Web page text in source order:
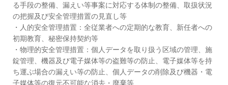
る手段の整備、漏えい等事案に対応する体制の整備、取扱状況
の把握及び安全管理措置の見直し等
・人的安全管理措置：全従業者への定期的な教育、新任者への
初期教育、秘密保持契約等
・物理的安全管理措置：個人データを取り扱う区域の管理、施
錠管理、機器及び電子媒体等の盗難等の防止、電子媒体等を持
ち運ぶ場合の漏えい等の防止、個人データの削除及び機器・電
子媒体等の復元不可能な消去・廃棄等